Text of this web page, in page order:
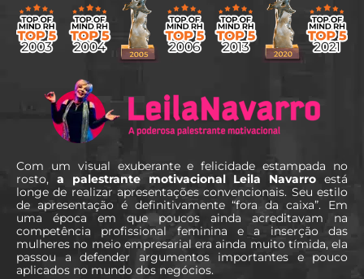
Com um visual exuberante e felicidade estampada no
rosto, a palestrante motivacional Leila Navarro está
longe de realizar apresentações convencionais. Seu estilo
de apresentação é definitivamente “fora da caixa”. Em
uma época em que poucos ainda acreditavam na
competência profissional feminina e a inserção das
mulheres no meio empresarial era ainda muito tímida, ela
passou a defender argumentos importantes e pouco
aplicados no mundo dos negócios.